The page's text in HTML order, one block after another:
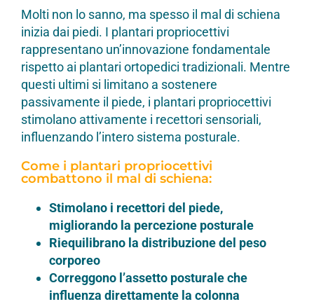
Molti non lo sanno, ma spesso il mal di schiena
inizia dai piedi. I plantari propriocettivi
rappresentano un’innovazione fondamentale
rispetto ai plantari ortopedici tradizionali. Mentre
questi ultimi si limitano a sostenere
passivamente il piede, i plantari propriocettivi
stimolano attivamente i recettori sensoriali,
influenzando l’intero sistema posturale.
Come i plantari propriocettivi
combattono il mal di schiena:
Stimolano i recettori del piede,
migliorando la percezione posturale
Riequilibrano la distribuzione del peso
corporeo
Correggono l’assetto posturale che
influenza direttamente la colonna